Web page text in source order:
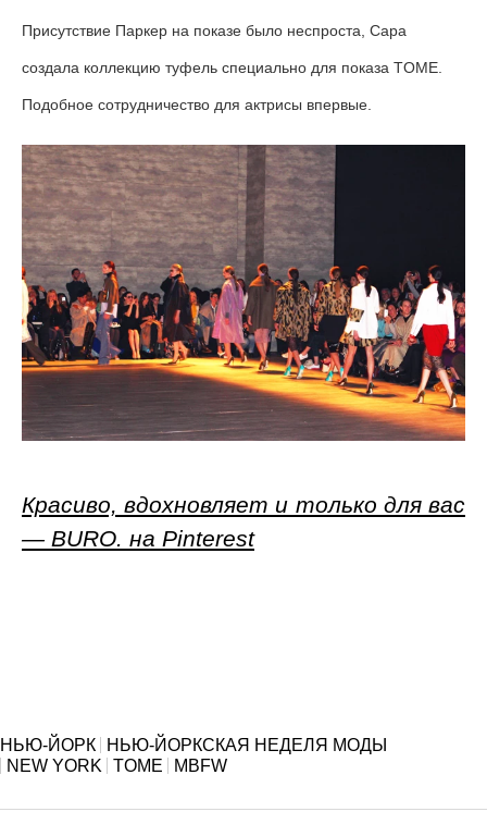
Присутствие Паркер на показе было неспроста, Сара
создала коллекцию туфель специально для показа TOME.
Подобное сотрудничество для актрисы впервые.
Красиво, вдохновляет и только для вас
— BURO. на Pinterest
НЬЮ-ЙОРК
НЬЮ-ЙОРКСКАЯ НЕДЕЛЯ МОДЫ
NEW YORK TOME MBFW